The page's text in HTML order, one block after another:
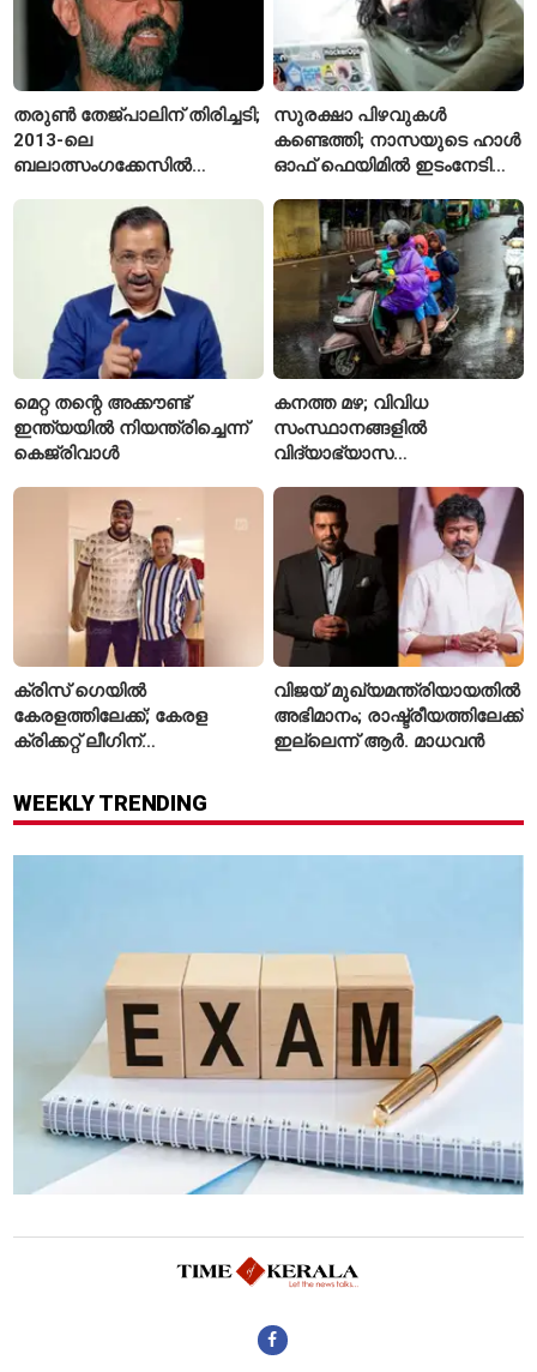
തരുൺ തേജ്പാലിന് തിരിച്ചടി;
2013-ലെ
ബലാത്സംഗക്കേസിൽ
ഹൈക്കോടതി
സുരക്ഷാ പിഴവുകൾ
കണ്ടെത്തി; നാസയുടെ ഹാൾ
ഓഫ് ഫെയിമിൽ ഇടംനേടി
മെറ്റ തന്റെ അക്കൗണ്ട്
ഇന്ത്യയിൽ നിയന്ത്രിച്ചെന്ന്
കെജ്‌രിവാൾ
കനത്ത മഴ; വിവിധ
സംസ്ഥാനങ്ങളിൽ
വിദ്യാഭ്യാസ
പ്രഖ്യാപിച്ചു
ക്രിസ് ഗെയിൽ
കേരളത്തിലേക്ക്; കേരള
ക്രിക്കറ്റ് ലീഗിന്
താരങ്ങൾക്ക് പരിശീലനം
നൽകും
വിജയ് മുഖ്യമന്ത്രിയായതിൽ
അഭിമാനം; രാഷ്ട്രീയത്തിലേക്ക്
ഇല്ലെന്ന് ആർ. മാധവൻ
WEEKLY TRENDING